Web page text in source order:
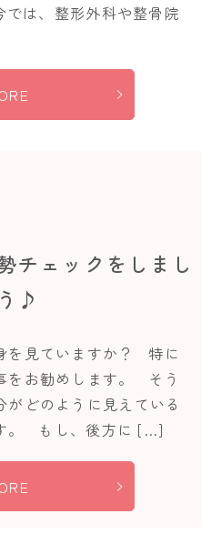
は、整形外科や整骨院
チェックをしまし
♪
を見ていますか？ 特に
をお勧めします。 そう
どのように見えている
。 もし、後方に […]